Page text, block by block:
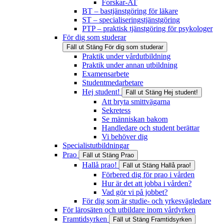
Forskar-AT
BT – bastjänstgöring för läkare
ST – specialiseringstjänstgöring
PTP – praktisk tjänstgöring för psykologer
För dig som studerar
Fäll ut Stäng För dig som studerar
Praktik under vårdutbildning
Praktik under annan utbildning
Examensarbete
Studentmedarbetare
Hej student!
Fäll ut Stäng Hej student!
Att bryta smittvägarna
Sekretess
Se människan bakom
Handledare och student berättar
Vi behöver dig
Specialistutbildningar
Prao
Fäll ut Stäng Prao
Hallå prao! Fäll ut Stäng Hallå prao!
Förbered dig för prao i vården
Hur är det att jobba i vården?
Vad gör vi på jobbet?
För dig som är studie- och yrkesvägledare
För lärosäten och utbildare inom vårdyrken
Framtidsyrken
Fäll ut Stäng Framtidsyrken